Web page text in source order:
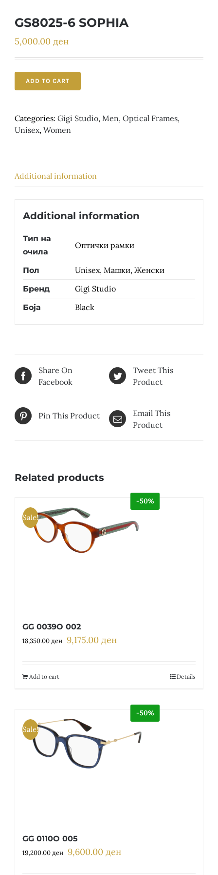
GS8025-6 SOPHIA
5,000.00 ден
ADD TO CART
Categories: Gigi Studio, Men, Optical Frames,
Unisex, Women
Additional information
Additional information
Тип на
очила
Оптички рамки
Пол Unisex, Машки, Женски
Бренд Gigi Studio
Боја Black
Share On
Facebook
Tweet This
Product
Pin This Product
Email This
Product
Related products
Sale!
-50%
GG 0039O 002
18,350.00ден Original
9,175.00 денCurrent
Add to cart Details
Sale!
-50%
GG 0110O 005
19,200.00ден Original
9,600.00 денCurrent